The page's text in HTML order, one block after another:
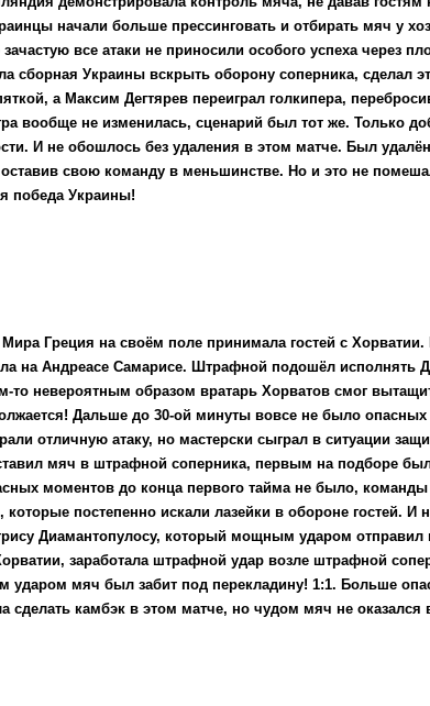
начали больше прессинговать и отбирать мяч у
все атаки не приносили особого успеха через
сборная Украины вскрыть оборону соперника, сделал
а Максим Дегтярев переиграл голкипера,
вообще не изменилась, сценарий был тот же. Только
И не обошлось без удаления в этом матче. Был
свою команду в меньшинстве. Но и это не
победа Украины!
Греция на своём поле принимала гостей с
на Андреасе Самарисе. Штрафной подошёл исполнять
невероятным образом вратарь Хорватов смог
Дальше до 30-ой минуты вовсе не было
отличную атаку, но мастерски сыграл в ситуации
мяч в штрафной соперника, первым на подборе
моментов до конца первого тайма не было,
постепенно искали лазейки в обороне гостей. И
Диамантопулосу, который мощным ударом отправил
заработала штрафной удар возле штрафной
ударом мяч был забит под перекладину! 1:1. Больше
камбэк в этом матче, но чудом мяч не оказался